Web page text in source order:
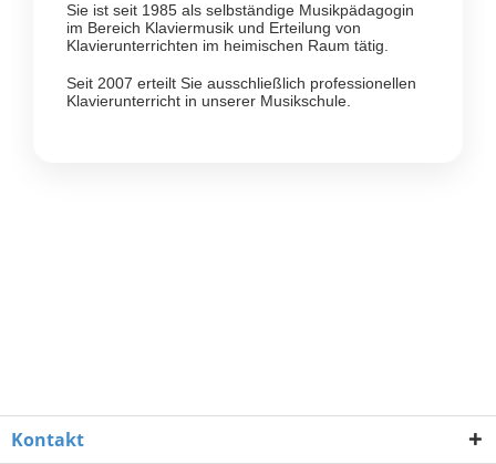
Sie ist seit 1985 als selbständige Musikpädagogin
im Bereich Klaviermusik und Erteilung von
Klavierunterrichten im heimischen Raum tätig.
Seit 2007 erteilt Sie ausschließlich professionellen
Klavierunterricht in unserer Musikschule.
Kontakt